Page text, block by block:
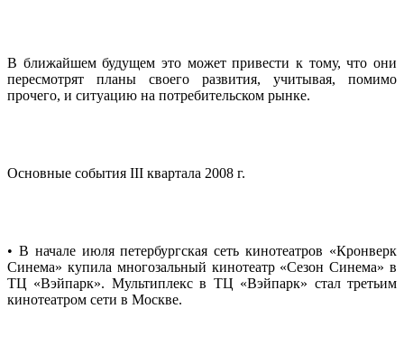
В ближайшем будущем это может привести к тому, что они
пересмотрят планы своего развития, учитывая, помимо
прочего, и ситуацию на потребительском рынке.
Основные события III квартала 2008 г.
• В начале июля петербургская сеть кинотеатров «Кронверк
Синема» купила многозальный кинотеатр «Сезон Синема» в
ТЦ «Вэйпарк». Мультиплекс в ТЦ «Вэйпарк» стал третьим
кинотеатром сети в Москве.